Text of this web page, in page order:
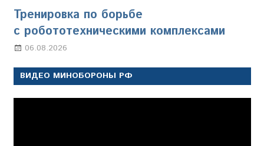
Тренировка по борьбе
с робототехническими комплексами
06.08.2026
ВИДЕО МИНОБОРОНЫ РФ